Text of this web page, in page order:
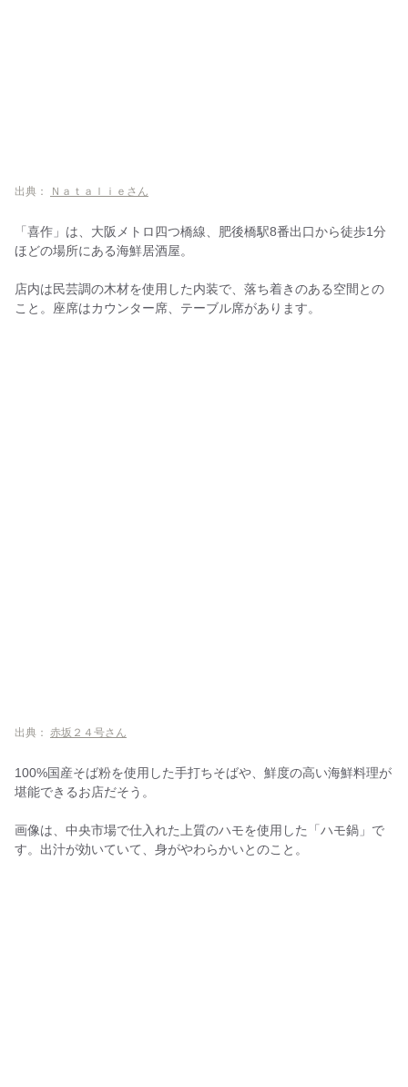
出典： Ｎａｔａｌｉｅさん
「喜作」は、大阪メトロ四つ橋線、肥後橋駅8番出口から徒歩1分
ほどの場所にある海鮮居酒屋。
店内は民芸調の木材を使用した内装で、落ち着きのある空間との
こと。座席はカウンター席、テーブル席があります。
出典： 赤坂２４号さん
100%国産そば粉を使用した手打ちそばや、鮮度の高い海鮮料理が
堪能できるお店だそう。
画像は、中央市場で仕入れた上質のハモを使用した「ハモ鍋」で
す。出汁が効いていて、身がやわらかいとのこと。